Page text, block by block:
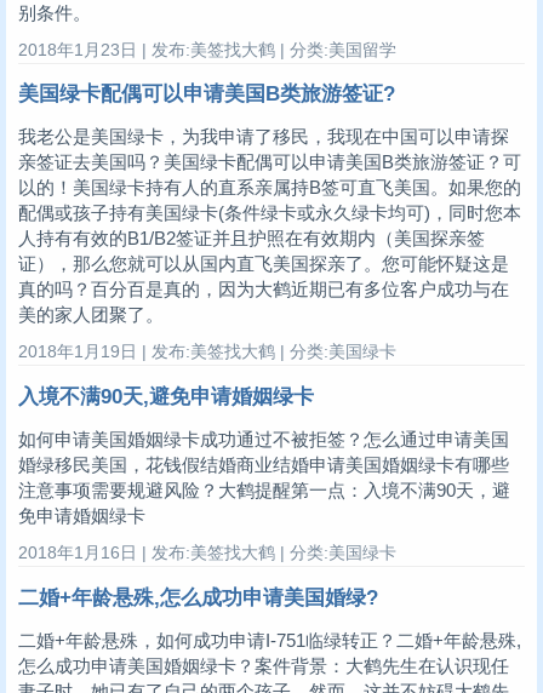
别条件。
2018年1月23日 | 发布:美签找大鹤 | 分类:美国留学
美国绿卡配偶可以申请美国B类旅游签证?
我老公是美国绿卡，为我申请了移民，我现在中国可以申请探
亲签证去美国吗？美国绿卡配偶可以申请美国B类旅游签证？可
以的！美国绿卡持有人的直系亲属持B签可直飞美国。如果您的
配偶或孩子持有美国绿卡(条件绿卡或永久绿卡均可)，同时您本
人持有有效的B1/B2签证并且护照在有效期内（美国探亲签
证），那么您就可以从国内直飞美国探亲了。您可能怀疑这是
真的吗？百分百是真的，因为大鹤近期已有多位客户成功与在
美的家人团聚了。
2018年1月19日 | 发布:美签找大鹤 | 分类:美国绿卡
入境不满90天,避免申请婚姻绿卡
如何申请美国婚姻绿卡成功通过不被拒签？怎么通过申请美国
婚绿移民美国，花钱假结婚商业结婚申请美国婚姻绿卡有哪些
注意事项需要规避风险？大鹤提醒第一点：入境不满90天，避
免申请婚姻绿卡
2018年1月16日 | 发布:美签找大鹤 | 分类:美国绿卡
二婚+年龄悬殊,怎么成功申请美国婚绿?
二婚+年龄悬殊，如何成功申请I-751临绿转正？二婚+年龄悬殊,
怎么成功申请美国婚姻绿卡？案件背景：大鹤先生在认识现任